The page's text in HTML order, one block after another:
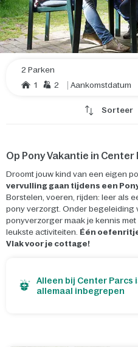
2 Parken
1
2 Aankomstdatum
Sorteer
Op Pony Vakantie in Center
Droomt jouw kind van een eigen
vervulling gaan tijdens een
Borstelen, voeren, rijden: leer als
pony verzorgt. Onder begeleiding
ponyverzorger maak je kennis
leukste activiteiten. Één
Vlak voor je cottage!
Alleen bij Center Parcs
allemaal inbegrepen